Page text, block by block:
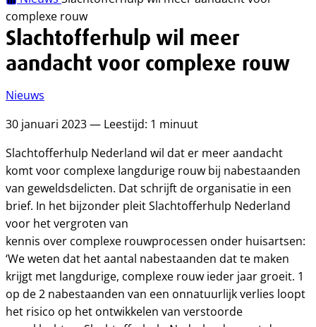
complexe rouw
Slachtofferhulp wil meer
aandacht voor complexe rouw
Nieuws
30 januari 2023 — Leestijd: 1 minuut
Slachtofferhulp Nederland wil dat er meer aandacht
komt voor complexe langdurige rouw bij nabestaanden
van geweldsdelicten. Dat schrijft de organisatie in een
brief. In het bijzonder pleit Slachtofferhulp Nederland
voor het vergroten van
kennis over complexe rouwprocessen onder huisartsen:
‘We weten dat het aantal nabestaanden dat te maken
krijgt met langdurige, complexe rouw ieder jaar groeit. 1
op de 2 nabestaanden van een onnatuurlijk verlies loopt
het risico op het ontwikkelen van verstoorde